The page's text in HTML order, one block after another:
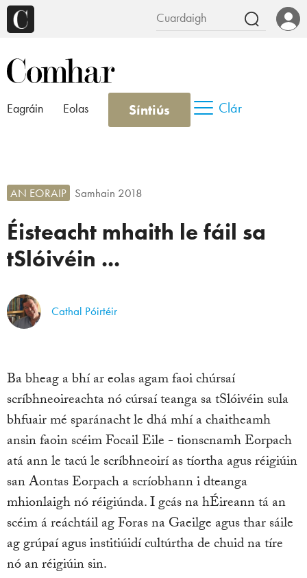
Eagráin Eolas Síntiús Clár
Éisteacht mhaith le fáil sa
tSlóivéin ...
AN EORAIP Samhain 2018
Cathal Póirtéir
Ba bheag a bhí ar eolas agam faoi chúrsaí
scríbhneoireachta nó cúrsaí teanga sa tSlóivéin sula
bhfuair mé sparánacht le dhá mhí a chaitheamh
ansin faoin scéim Focail Eile - tionscnamh Eorpach
atá ann le tacú le scríbhneoirí as tíortha agus réigiúin
san Aontas Eorpach a scríobhann i dteanga
mhionlaigh nó réigiúnda. I gcás na hÉireann tá an
scéim á reáchtáil ag Foras na Gaeilge agus thar sáile
ag grúpaí agus institiúidí cultúrtha de chuid na tíre
nó an réigiúin sin.